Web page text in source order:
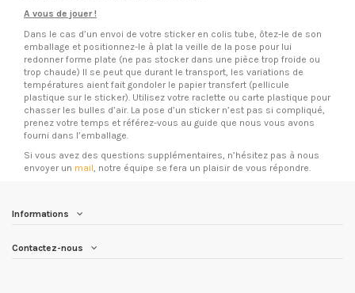
A vous de jouer !
Dans le cas d’un envoi de votre sticker en colis tube, ôtez-le de son
emballage et positionnez-le à plat la veille de la pose pour lui
redonner forme plate (ne pas stocker dans une pièce trop froide ou
trop chaude) Il se peut que durant le transport, les variations de
températures aient fait gondoler le papier transfert (pellicule
plastique sur le sticker). Utilisez votre raclette ou carte plastique pour
chasser les bulles d’air. La pose d’un sticker n’est pas si compliqué,
prenez votre temps et référez-vous au guide que nous vous avons
fourni dans l’emballage.
Si vous avez des questions supplémentaires, n’hésitez pas à nous
envoyer un mail, notre équipe se fera un plaisir de vous répondre.
Informations
Contactez-nous